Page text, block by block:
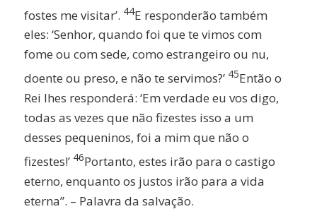
fostes me visitar’. 44E responderão também
eles: ‘Senhor, quando foi que te vimos com
fome ou com sede, como estrangeiro ou nu,
doente ou preso, e não te servimos?’ 45Então o
Rei lhes responderá: ‘Em verdade eu vos digo,
todas as vezes que não fizestes isso a um
desses pequeninos, foi a mim que não o
fizestes!’ 46Portanto, estes irão para o castigo
eterno, enquanto os justos irão para a vida
eterna”. – Palavra da salvação.